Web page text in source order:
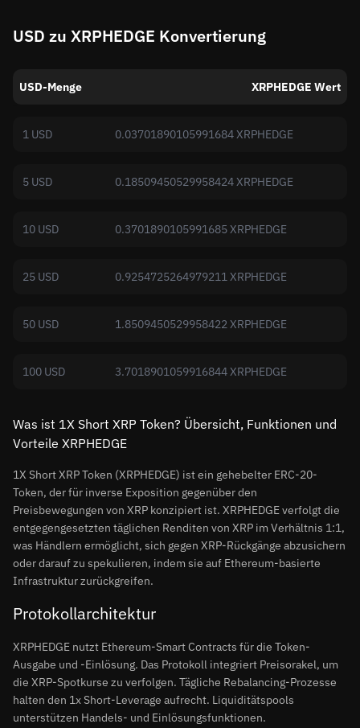
USD zu XRPHEDGE Konvertierung
USD-Menge XRPHEDGE Wert
1 USD 0.03701890105991684 XRPHEDGE
5 USD 0.18509450529958424 XRPHEDGE
10 USD 0.3701890105991685 XRPHEDGE
25 USD 0.9254725264979211 XRPHEDGE
50 USD 1.8509450529958422 XRPHEDGE
100 USD 3.7018901059916844 XRPHEDGE
Was ist 1X Short XRP Token? Übersicht, Funktionen und
Vorteile XRPHEDGE
1X Short XRP Token (XRPHEDGE) ist ein gehebelter ERC-20-
Token, der für inverse Exposition gegenüber den
Preisbewegungen von XRP konzipiert ist. XRPHEDGE verfolgt die
entgegengesetzten täglichen Renditen von XRP im Verhältnis 1:1,
was Händlern ermöglicht, sich gegen XRP-Rückgänge abzusichern
oder darauf zu spekulieren, indem sie auf Ethereum-basierte
Infrastruktur zurückgreifen.
Protokollarchitektur
XRPHEDGE nutzt Ethereum-Smart Contracts für die Token-
Ausgabe und -Einlösung. Das Protokoll integriert Preisorakel, um
die XRP-Spotkurse zu verfolgen. Tägliche Rebalancing-Prozesse
halten den 1x Short-Leverage aufrecht. Liquiditätspools
unterstützen Handels- und Einlösungsfunktionen.